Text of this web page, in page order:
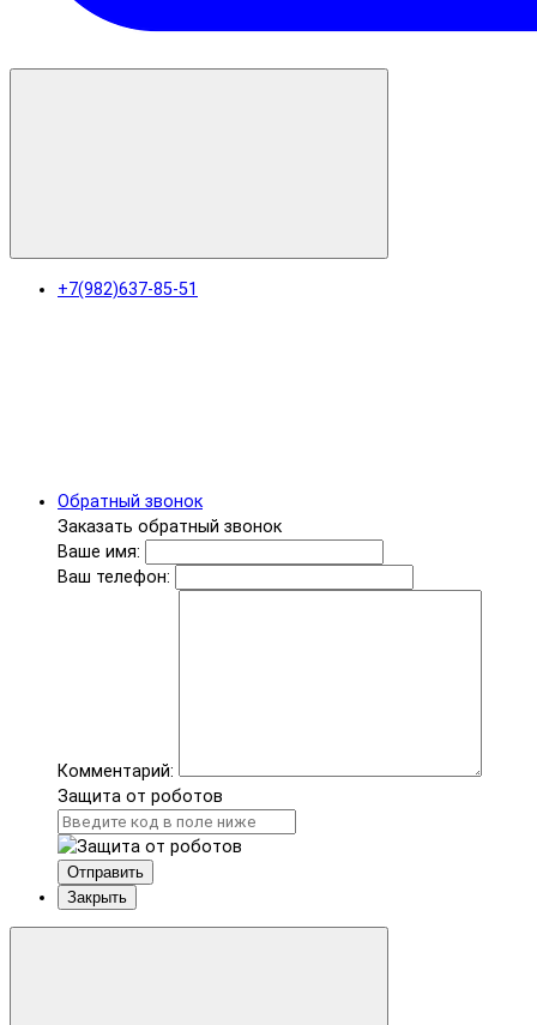
+7(982)637-85-51
Обратный звонок
Заказать обратный звонок
Ваше имя:
Ваш телефон:
Комментарий:
Защита от роботов
Отправить
Закрыть